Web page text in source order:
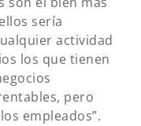
sería
actividad
los que tienen
pero
empleados”.